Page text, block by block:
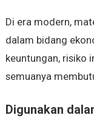
Di era modern,
dalam bidang
keuntungan, risiko
semuanya
Digunakan